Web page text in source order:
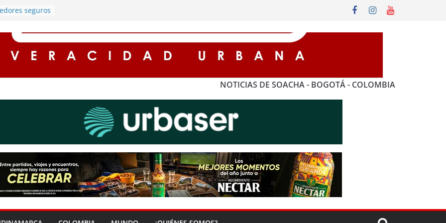
seguros
registran
de
en Soacha
para
NOTICIAS DE SOACHA - BOGOTÁ - COLOMBIA